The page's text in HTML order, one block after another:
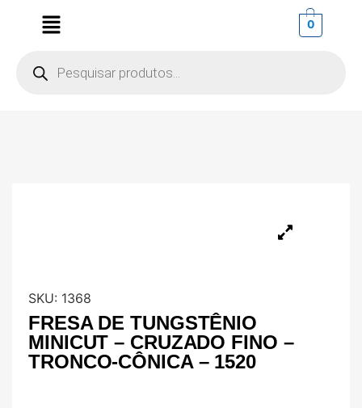
0
SKU: 1368
FRESA DE TUNGSTÊNIO
MINICUT – CRUZADO FINO –
TRONCO-CÔNICA – 1520